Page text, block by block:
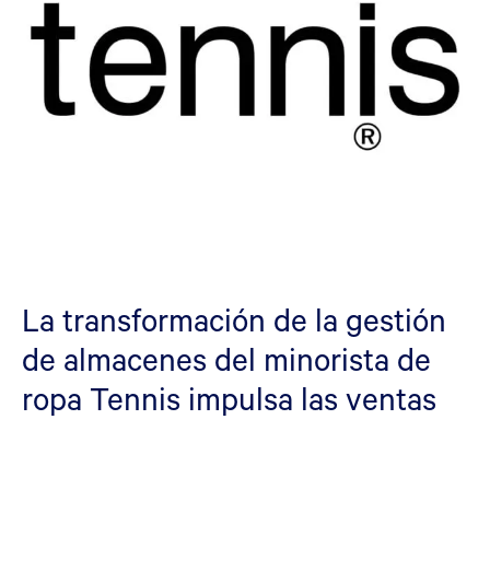
La transformación de la gestión
de almacenes del minorista de
ropa Tennis impulsa las ventas